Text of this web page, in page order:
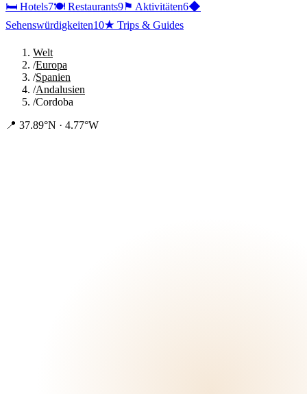
🛏 Hotels7🍽 Restaurants9⚑ Aktivitäten6◆
Sehenswürdigkeiten10★ Trips & Guides
Welt
/Europa
/Spanien
/Andalusien
/Cordoba
📍 37.89°N · 4.77°W